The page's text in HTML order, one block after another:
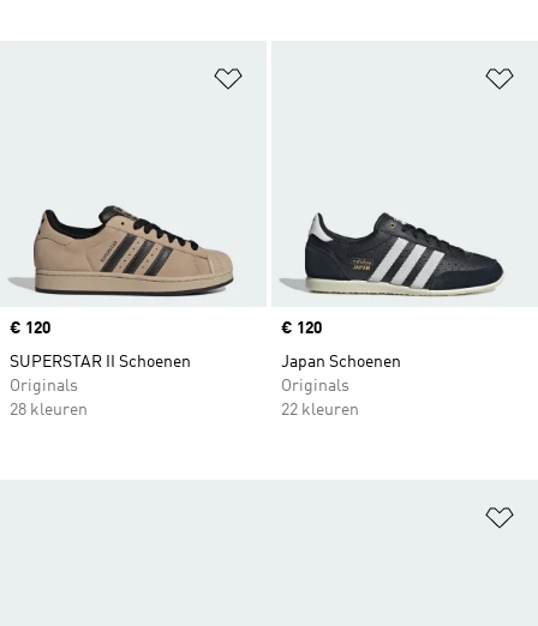
Price
€ 120
SUPERSTAR II Schoenen
Originals
28 kleuren
Price
€ 120
Japan Schoenen
Originals
22 kleuren